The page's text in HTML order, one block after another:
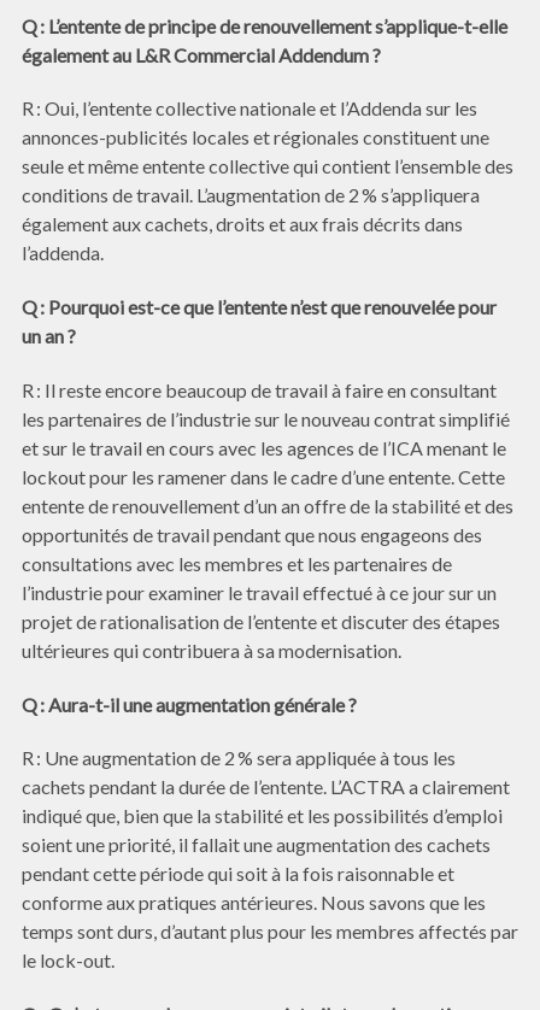
Q : L’entente de principe de renouvellement s’applique-t-elle
également au L&R Commercial Addendum ?
R : Oui, l’entente collective nationale et l’Addenda sur les
annonces-publicités locales et régionales constituent une
seule et même entente collective qui contient l’ensemble des
conditions de travail. L’augmentation de 2 % s’appliquera
également aux cachets, droits et aux frais décrits dans
l’addenda.
Q : Pourquoi est-ce que l’entente n’est que renouvelée pour
un an ?
R : Il reste encore beaucoup de travail à faire en consultant
les partenaires de l’industrie sur le nouveau contrat simplifié
et sur le travail en cours avec les agences de l’ICA menant le
lockout pour les ramener dans le cadre d’une entente. Cette
entente de renouvellement d’un an offre de la stabilité et des
opportunités de travail pendant que nous engageons des
consultations avec les membres et les partenaires de
l’industrie pour examiner le travail effectué à ce jour sur un
projet de rationalisation de l’entente et discuter des étapes
ultérieures qui contribuera à sa modernisation.
Q : Aura-t-il une augmentation générale ?
R : Une augmentation de 2 % sera appliquée à tous les
cachets pendant la durée de l’entente. L’ACTRA a clairement
indiqué que, bien que la stabilité et les possibilités d’emploi
soient une priorité, il fallait une augmentation des cachets
pendant cette période qui soit à la fois raisonnable et
conforme aux pratiques antérieures. Nous savons que les
temps sont durs, d’autant plus pour les membres affectés par
le lock-out.